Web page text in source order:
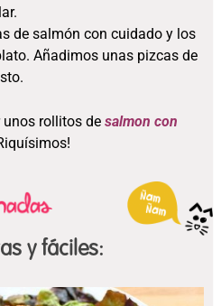
de salmón con cuidado y los
Añadimos unas pizcas de
unos rollitos desalmon con
y fáciles: